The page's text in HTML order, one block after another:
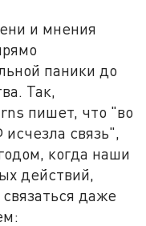
и мнения
паники до
Так,
пишет, что "во
связь",
когда наши
действий,
даже